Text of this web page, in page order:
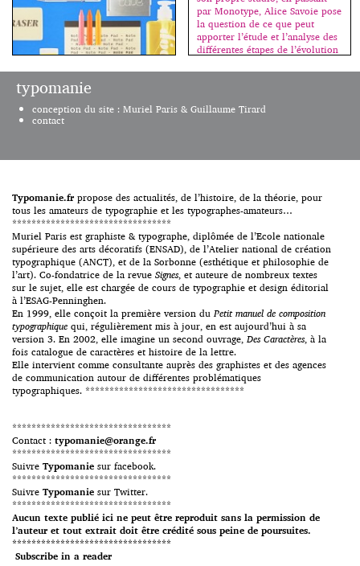
C’est avec cet ouvrage que
intention de chroniquer toutes
indispensables, les nécessaires.
Moi-même, j’achète assez peu de
livres sur le sujet ; si beaucoup
d’ouvrages sortent chaque
année, assez peu sont
importants. Et c’est sur ceux-là
que […]
par Monotype, Alice Savoie pose
la question de ce que peut
apporter l’étude et l’analyse des
différentes étapes de l’évolution
caractères à un concepteur
nouveautés ? À quoi […]
typomanie
conception du site : Muriel Paris & Guillaume Tirard
contact
Typomanie.fr propose des actualités, de l’histoire, de la théorie, pour
tous les amateurs de typographie et les typographes-amateurs…
*********************************
Muriel Paris est graphiste & typographe, diplômée de l’Ecole nationale
supérieure des arts décoratifs (ENSAD), de l’Atelier national de création
typographique (ANCT), et de la Sorbonne (esthétique et philosophie de
l’art). Co-fondatrice de la revue Signes, et auteure de nombreux textes
sur le sujet, elle est chargée de cours de typographie et design éditorial
à l’ESAG-Penninghen.
En 1999, elle conçoit la première version duPetit manuel de composition
typographique qui, régulièrement mis à jour, en est aujourd’hui à sa
version 3. En 2002, elle imagine un second ouvrage, Des Caractères, à la
fois catalogue de caractères et histoire de la lettre.
Elle intervient comme consultante auprès des graphistes et des agences
de communication autour de différentes problématiques
typographiques. *********************************
*********************************
Contact : typomanie@orange.fr
*********************************
Suivre Typomanie sur facebook.
*********************************
Suivre Typomanie sur Twitter.
*********************************
Aucun texte publié ici ne peut être reproduit sans la permission de
l’auteur et tout extrait doit être crédité sous peine de poursuites.
*********************************
Subscribe in a reader